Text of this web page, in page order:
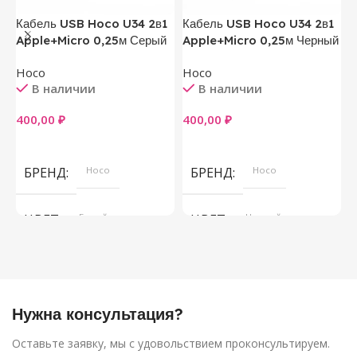
Кабель USB Hoco U34 2в1
Apple+Micro 0,25м Серый
Hoco
В наличии
400,00 ₽
БРЕНД Hoco
ЦВЕТ Белый
Кабель USB Hoco U34 2в1
Apple+Micro 0,25м Черный
Hoco
В наличии
400,00 ₽
БРЕНД Hoco
ЦВЕТ Черный
Нужна консультация?
Оставьте заявку, мы с удовольствием проконсультируем.